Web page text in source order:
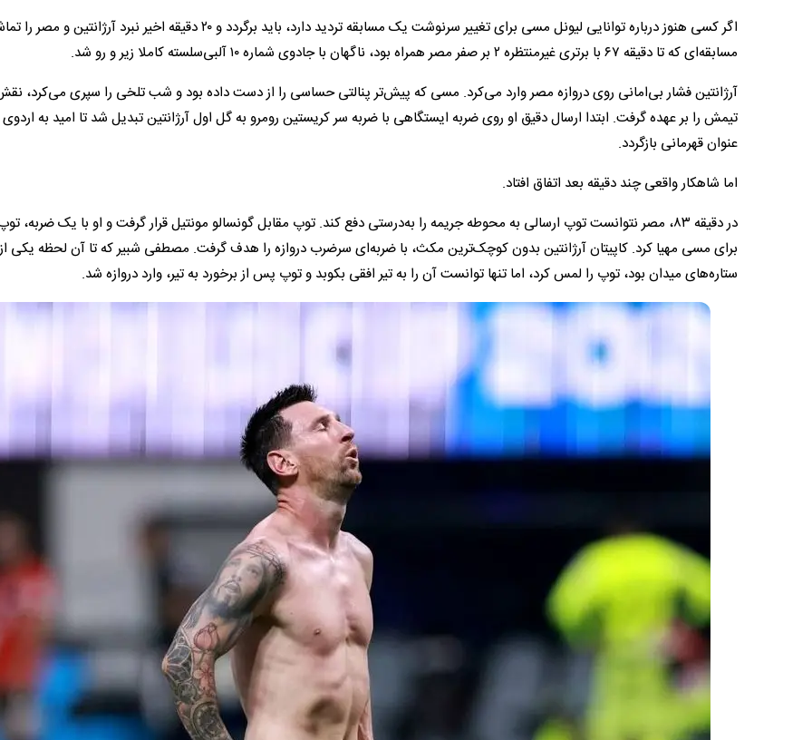
اگر کسی هنوز درباره توانایی لیونل مسی برای تغییر سرنوشت یک مسابقه تردید دارد، باید برگردد و ۲۰ دقیقه اخیر نبرد
مسابقه‌ای که تا دقیقه ۶۷ با برتری غیرمنتظره ۲ بر صفر مصر همراه بود، ناگهان با جادوی شماره ۱۰ آلبی‌سلسته کاملا زیر و رو شد.
آرژانتین فشار بی‌امانی روی دروازه مصر وارد می‌کرد. مسی که پیش‌تر پنالتی حساسی را از دست داده بود و شب تلخی را سپری می‌کرد،
تیمش را بر عهده گرفت. ابتدا ارسال دقیق او روی ضربه ایستگاهی با ضربه سر کریستین رومرو به گل اول آرژانتین تبدیل شد تا امید به
عنوان قهرمانی بازگردد.
اما شاهکار واقعی چند دقیقه بعد اتفاق افتاد.
در دقیقه ۸۳، مصر نتوانست توپ ارسالی به محوطه جریمه را به‌درستی دفع کند. توپ مقابل گونسالو مونتیل قرار گرفت و او با یک ضربه،
برای مسی مهیا کرد. کاپیتان آرژانتین بدون کوچک‌ترین مکث، با ضربه‌ای سرضرب دروازه را هدف گرفت. مصطفی شبیر که تا آن لحظه یکی از
ستاره‌های میدان بود، توپ را لمس کرد، اما تنها توانست آن را به تیر افقی بکوبد و توپ پس از برخورد به تیر، وارد دروازه شد.